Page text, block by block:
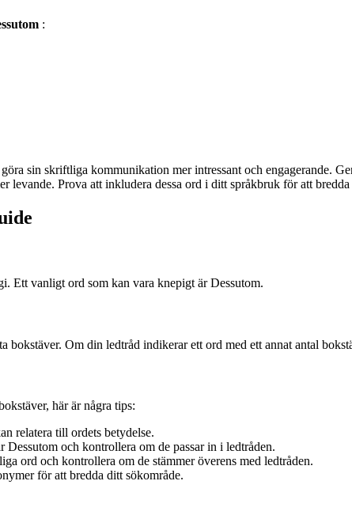
:
sin skriftliga kommunikation mer intressant och engagerande.
levande. Prova att inkludera dessa ord i ditt språkbruk för att
Ett vanligt ord som kan vara knepigt är Dessutom.
bokstäver. Om din ledtråd indikerar ett ord med ett annat antal
här är några tips:
relatera till ordets betydelse.
och kontrollera om de passar in i ledtråden.
ord och kontrollera om de stämmer överens med ledtråden.
för att bredda ditt sökområde.